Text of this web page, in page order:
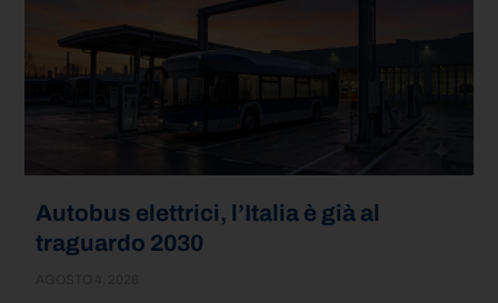
Autobus elettrici, l’Italia è già al
traguardo 2030